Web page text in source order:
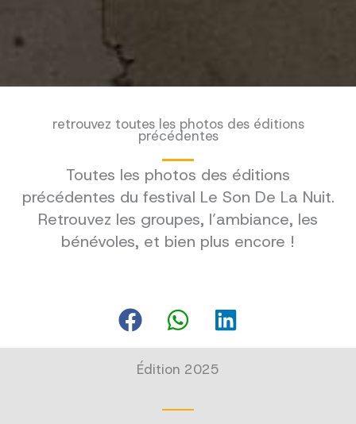
retrouvez toutes les photos des éditions
précédentes
Toutes les photos des éditions
précédentes du festival Le Son De La Nuit.
Retrouvez les groupes, l’ambiance, les
bénévoles, et bien plus encore !
Édition 2025